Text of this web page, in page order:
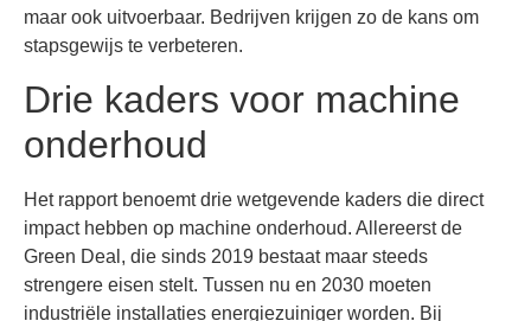
maar ook uitvoerbaar. Bedrijven krijgen zo de kans om
stapsgewijs te verbeteren.
Drie kaders voor machine
onderhoud
Het rapport benoemt drie wetgevende kaders die direct
impact hebben op machine onderhoud. Allereerst de
Green Deal, die sinds 2019 bestaat maar steeds
strengere eisen stelt. Tussen nu en 2030 moeten
industriële installaties energiezuiniger worden. Bij